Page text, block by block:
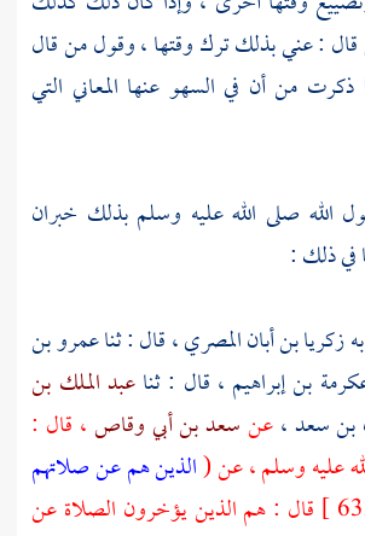
: عني بذلك ترك وقتها ، وقول من قال
من أن في السهو عنها المعاني التي
صلى الله عليه وسلم بذلك خبران
في ذلك :
زكريا بن أبان المصري، قال : ثناعمرو بن
بن إبراهيم ، قال : ثناعبد الملك بن
سعد ،عنسعد بن أبي وقاص، قال :
عليه وسلم ، عن (الذين هم عن صلاتهم
قال : هم الذين يؤخرون الصلاة عن